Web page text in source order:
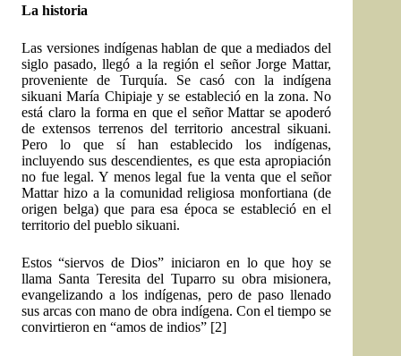
La historia
Las versiones indígenas hablan de que a mediados del
siglo pasado, llegó a la región el señor Jorge Mattar,
proveniente de Turquía. Se casó con la indígena
sikuani María Chipiaje y se estableció en la zona. No
está claro la forma en que el señor Mattar se apoderó
de extensos terrenos del territorio ancestral sikuani.
Pero lo que sí han establecido los indígenas,
incluyendo sus descendientes, es que esta apropiación
no fue legal. Y menos legal fue la venta que el señor
Mattar hizo a la comunidad religiosa monfortiana (de
origen belga) que para esa época se estableció en el
territorio del pueblo sikuani.
Estos “siervos de Dios” iniciaron en lo que hoy se
llama Santa Teresita del Tuparro su obra misionera,
evangelizando a los indígenas, pero de paso llenado
sus arcas con mano de obra indígena. Con el tiempo se
convirtieron en “amos de indios” [2]